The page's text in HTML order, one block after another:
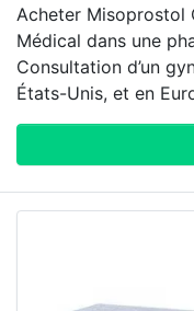
Acheter Misoprostol
Médical dans une
Consultation d’un
États-Unis, et en